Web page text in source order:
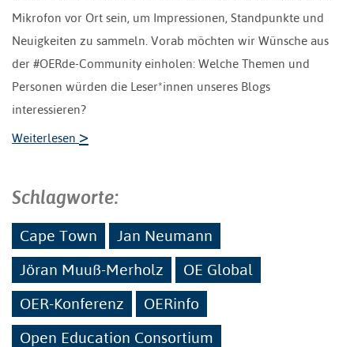
Mikrofon vor Ort sein, um Impressionen, Standpunkte und
Neuigkeiten zu sammeln. Vorab möchten wir Wünsche aus
der #OERde-Community einholen: Welche Themen und
Personen würden die Leser*innen unseres Blogs
interessieren?
Weiterlesen >
Schlagworte:
Cape Town
Jan Neumann
Jöran Muuß-Merholz
OE Global
OER-Konferenz
OERinfo
Open Education Consortium